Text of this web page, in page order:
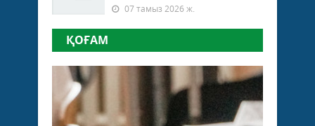
07 тамыз 2026 ж.
ҚОҒАМ